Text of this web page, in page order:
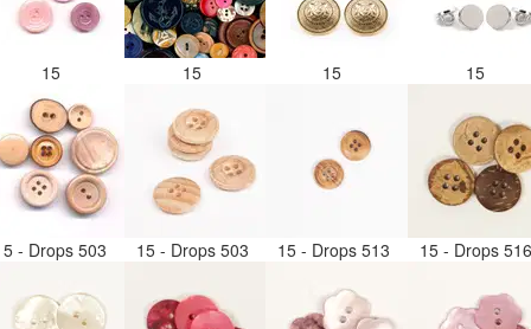
15 15 15 15
- Drops 503 15 - Drops 503 15 - Drops 513 15 - Drops